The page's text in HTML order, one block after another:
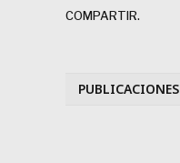
COMPARTIR.
PUBLICACIONES